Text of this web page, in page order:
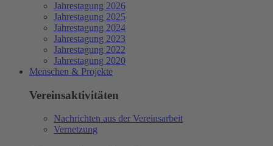
Jahrestagung 2026
Jahrestagung 2025
Jahrestagung 2024
Jahrestagung 2023
Jahrestagung 2022
Jahrestagung 2020
Menschen & Projekte
Vereinsaktivitäten
Nachrichten aus der Vereinsarbeit
Vernetzung